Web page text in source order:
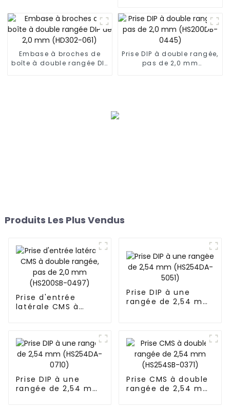
(HB200DF-XXXX)
Embase à broches de
boîte à double rangée DIP
Prise DIP à double rangée,
pas de 2,0 mm
Produits Les Plus Vendus
Prise d'entrée
latérale CMS à
Prise DIP à une
rangée de 2,54 mm
Prise DIP à une
rangée de 2,54 mm
Prise CMS à double
rangée de 2,54 mm